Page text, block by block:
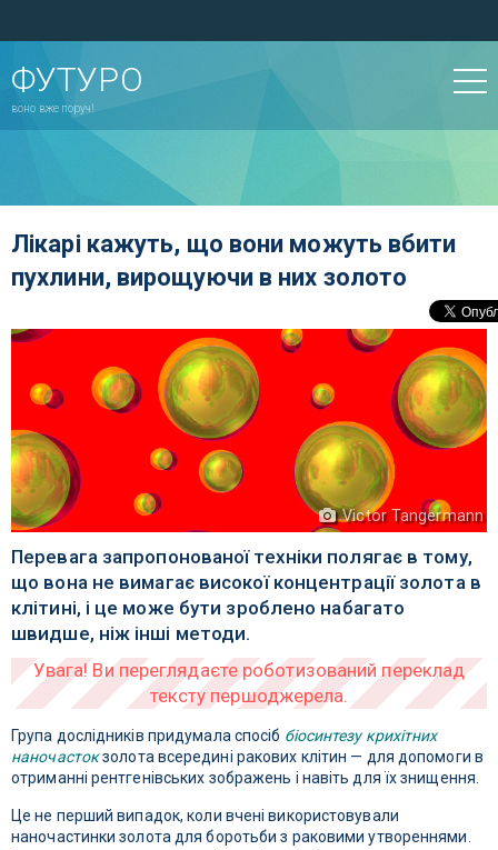
ФУТУРО
воно вже поруч!
Лікарі кажуть, що вони можуть вбити
пухлини, вирощуючи в них золото
Victor Tangermann
Перевага запропонованої техніки полягає в тому,
що вона не вимагає високої концентрації золота в
клітині, і це може бути зроблено набагато
швидше, ніж інші методи.
Група дослідників придумала спосіб біосинтезу крихітних
наночастокзолота всередині ракових клітин — для допомоги в
отриманні рентгенівських зображень і навіть для їх знищення.
Це не перший випадок, коли вчені використовували
наночастинки золота для боротьби з раковими утвореннями.